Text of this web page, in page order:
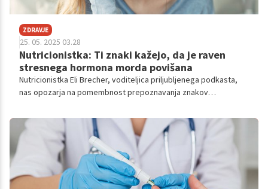
ZDRAVJE
25. 05. 2025 03.28
Nutricionistka: Ti znaki kažejo, da je raven
stresnega hormona morda povišana
Nutricionistka Eli Brecher, voditeljica priljubljenega podkasta,
nas opozarja na pomembnost prepoznavanja znakov
odgovor na stres.